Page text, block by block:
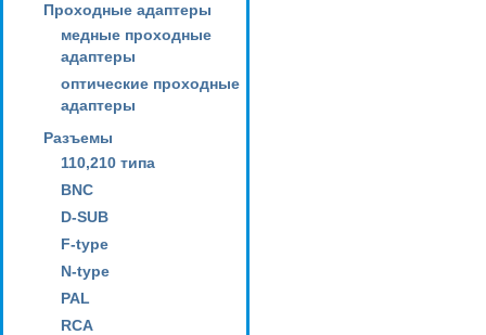
Проходные адаптеры
медные проходные
адаптеры
оптические проходные
адаптеры
Разъемы
110,210 типа
BNC
D-SUB
F-type
N-type
PAL
RCA